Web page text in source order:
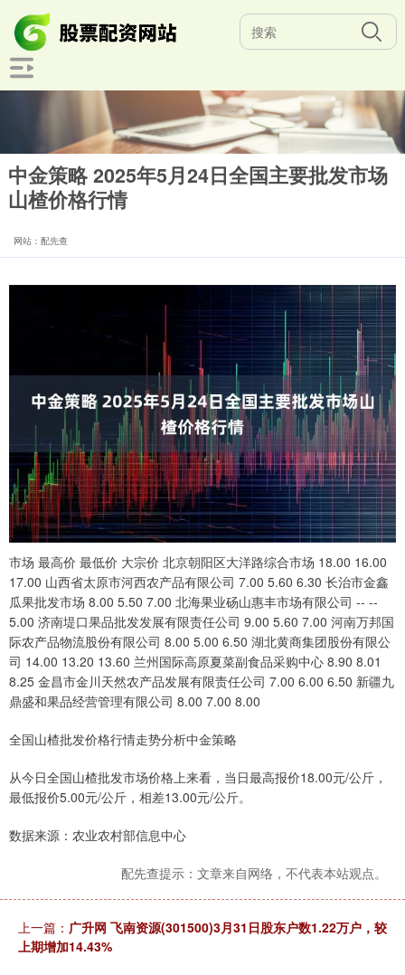
中金策略 2025年5月24日全国主要批发市场
山楂价格行情
网站：配先查
市场 最高价 最低价 大宗价 北京朝阳区大洋路综合市场 18.00 16.00
17.00 山西省太原市河西农产品有限公司 7.00 5.60 6.30 长治市金鑫
瓜果批发市场 8.00 5.50 7.00 北海果业砀山惠丰市场有限公司 -- --
5.00 济南堤口果品批发发展有限责任公司 9.00 5.60 7.00 河南万邦国
际农产品物流股份有限公司 8.00 5.00 6.50 湖北黄商集团股份有限公
司 14.00 13.20 13.60 兰州国际高原夏菜副食品采购中心 8.90 8.01
8.25 金昌市金川天然农产品发展有限责任公司 7.00 6.00 6.50 新疆九
鼎盛和果品经营管理有限公司 8.00 7.00 8.00
全国山楂批发价格行情走势分析中金策略
从今日全国山楂批发市场价格上来看，当日最高报价18.00元/公斤，
最低报价5.00元/公斤，相差13.00元/公斤。
数据来源：农业农村部信息中心
配先查提示：文章来自网络，不代表本站观点。
上一篇： 广升网 飞南资源(301500)3月31日股东户数1.22万户，较
上期增加14.43%